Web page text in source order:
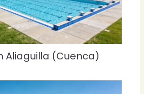
Aliaguilla (Cuenca)